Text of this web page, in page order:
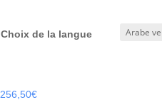
Choix de la langue
256,50€